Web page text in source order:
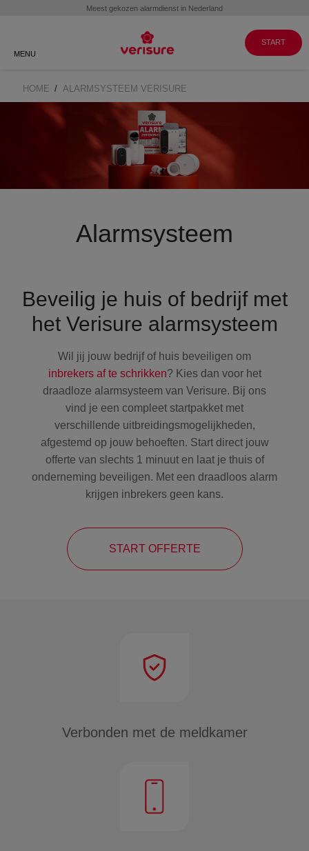
WERKEN BIJ
MENU
START
BREADCRUMB
HOME ALARMSYSTEEM VERISURE
Alarmsysteem
Beveilig je huis of bedrijf met
het Verisure alarmsysteem
Wil jij jouw bedrijf of huis beveiligen om
inbrekers af te schrikken? Kies dan voor het
draadloze alarmsysteem van Verisure. Bij ons
vind je een compleet startpakket met
verschillende uitbreidingsmogelijkheden,
afgestemd op jouw behoeften. Start direct jouw
offerte van slechts 1 minuut en laat je thuis of
onderneming beveiligen. Met een draadloos alarm
krijgen inbrekers geen kans.
START OFFERTE
Verbonden met de meldkamer